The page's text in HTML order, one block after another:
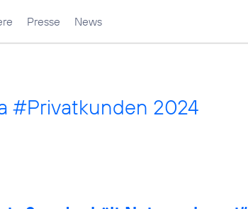
Presse News
#Privatkunden 2024